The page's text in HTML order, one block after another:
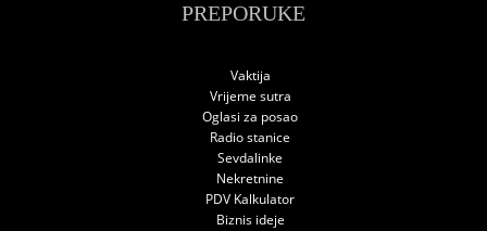
PREPORUKE
Vaktija
Vrijeme sutra
Oglasi za posao
Radio stanice
Sevdalinke
Nekretnine
PDV Kalkulator
Biznis ideje